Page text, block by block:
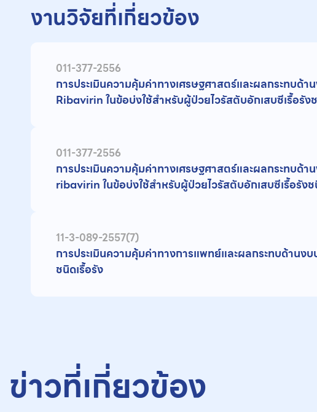
งานวิจัยที่เกี่ยวข้อง
011-377-2556
การประเมินความคุ้มค่าทางเศรษฐศาสตร์และผลกระทบด้
Ribavirin ในข้อบ่งใช้สำหรับผู้ป่วยไวรัสตับอักเสบซีเรื้อรั
011-377-2556
การประเมินความคุ้มค่าทางเศรษฐศาสตร์และผลกระทบด้
ribavirin ในข้อบ่งใช้สำหรับผู้ป่วยไวรัสตับอักเสบซีเรื้อรัง
11-3-089-2557(7)
การประเมินความคุ้มค่าทางการแพทย์และผลกระทบด้านง
ชนิดเรื้อรัง
ข่าวที่เกี่ยวข้อง